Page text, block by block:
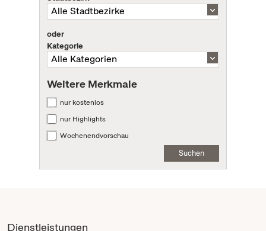
oder
Kategorie
Weitere Merkmale
nur kostenlos
nur Highlights
Wochenendvorschau
Suchen
Dienstleistungen